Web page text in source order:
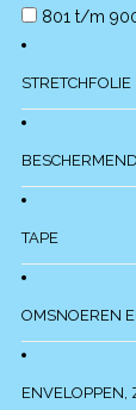
801 t/m
STRETCHFOLIE
TAPE
OMSNOEREN
ENVELOPPEN,